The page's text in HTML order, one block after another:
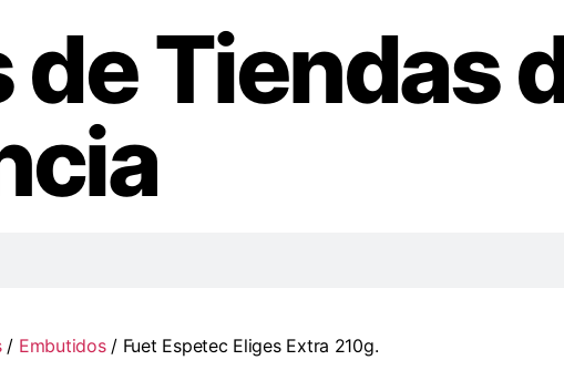
Tiendas
/ Embutidos/ Fuet Espetec Eliges Extra 210g.